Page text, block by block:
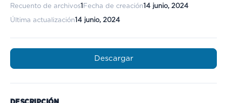
Recuento de archivos1 Fecha de creación14 junio, 2024
Última actualización14 junio, 2024
Descargar